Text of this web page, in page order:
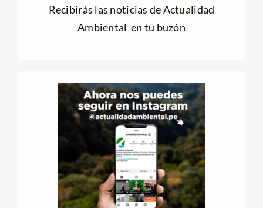
Recibirás las noticias de Actualidad
Ambiental en tu buzón